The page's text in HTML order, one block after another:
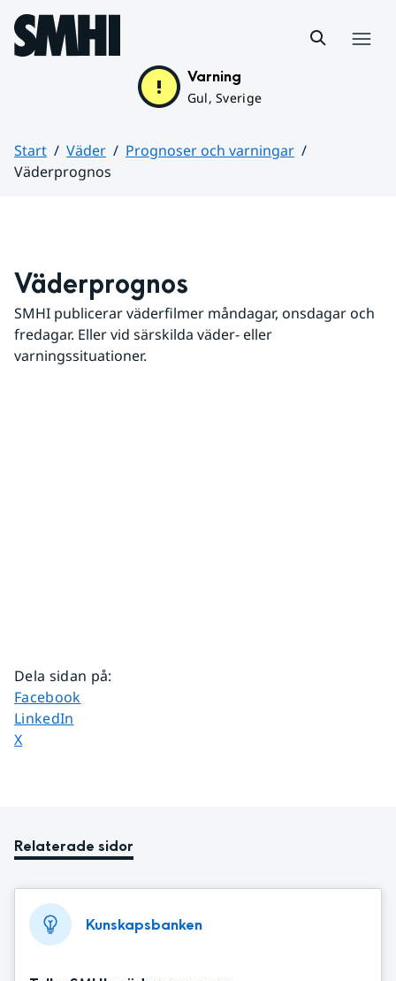
Hoppa till sidans innehåll
Varning
Gul, Sverige
Start Väder
Prognoser och varningar
Väderprognos
Väderprognos
SMHI publicerar väderfilmer måndagar, onsdagar och
fredagar. Eller vid särskilda väder- eller
varningssituationer.
Dela sidan på:
Dela sidan på
Facebook
Dela sidan på
LinkedIn
Dela sidan på
X
Relaterade sidor
Kunskapsbanken